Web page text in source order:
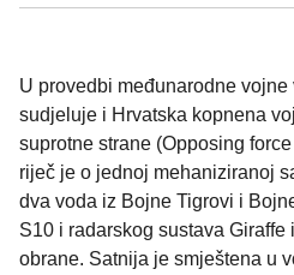
U provedbi međunarodne
sudjeluje i Hrvatska kopnena
suprotne strane (Opposing
riječ je o jednoj mehaniziranoj
dva voda iz Bojne Tigrovi i
S10 i radarskog sustava
obrane. Satnija je smještena u